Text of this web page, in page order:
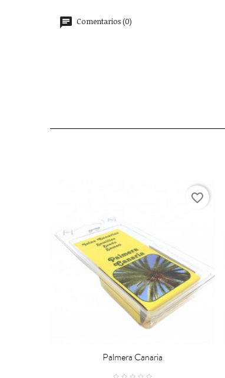
Comentarios (0)
CARROPalmera Canaria
favorite_border